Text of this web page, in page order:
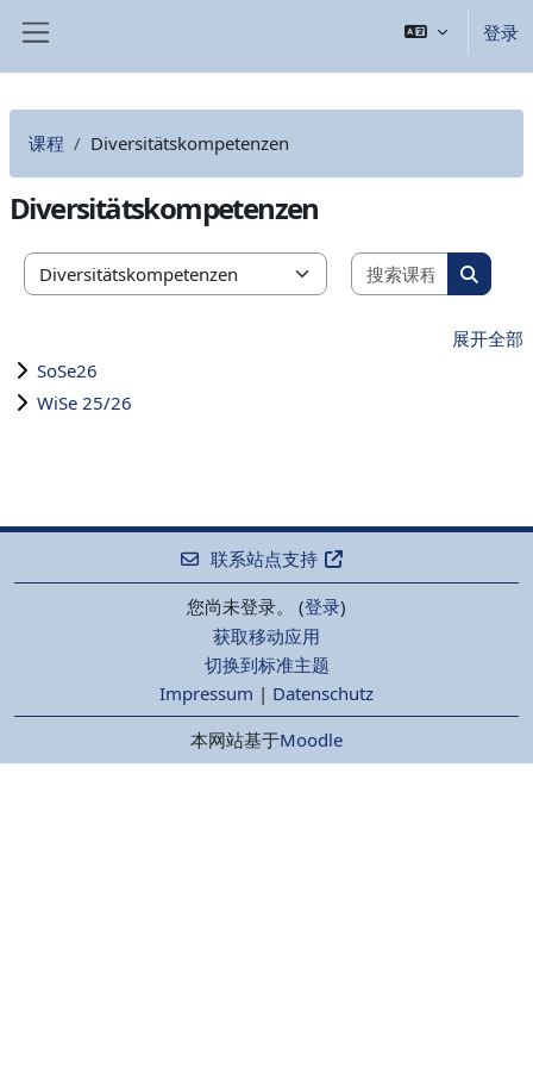
登录
课程 Diversitätskompetenzen
Diversitätskompetenzen
课程类别
搜索课程
搜索课
展开全部
SoSe26
WiSe 25/26
联系站点支持
您尚未登录。 (登录)
获取移动应用
切换到标准主题
Impressum | Datenschutz
本网站基于Moodle